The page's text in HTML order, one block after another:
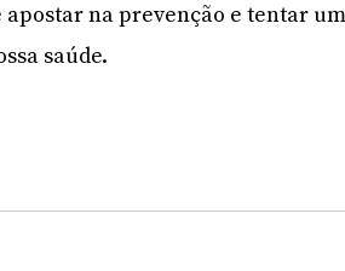
na prevenção e tentar
saúde.